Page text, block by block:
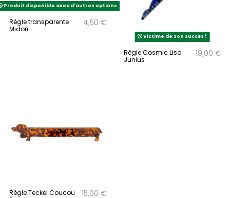
Produit disponible avec d'autres options
Règle transparente
Midori
4,50 €
Victime de son succès !
Règle Cosmic Lisa
Junius
19,00 €
Règle Teckel Coucou
15,00 €